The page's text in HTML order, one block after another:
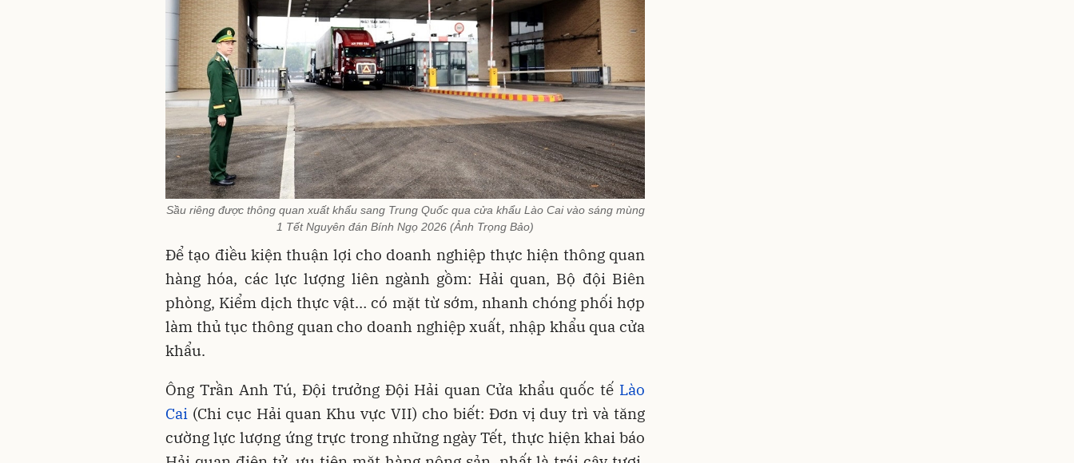
Sầu riêng được thông quan xuất khẩu sang Trung Quốc qua cửa khẩu Lào Cai vào sáng mùng
1 Tết Nguyên đán Bính Ngọ 2026 (Ảnh Trọng Bảo)
Để tạo điều kiện thuận lợi cho doanh nghiệp thực hiện thông quan
hàng hóa, các lực lượng liên ngành gồm: Hải quan, Bộ đội Biên
phòng, Kiểm dịch thực vật… có mặt từ sớm, nhanh chóng phối hợp
làm thủ tục thông quan cho doanh nghiệp xuất, nhập khẩu qua cửa
khẩu.
Ông Trần Anh Tú, Đội trưởng Đội Hải quan Cửa khẩu quốc tế Lào
Cai (Chi cục Hải quan Khu vực VII) cho biết: Đơn vị duy trì và tăng
cường lực lượng ứng trực trong những ngày Tết, thực hiện khai báo